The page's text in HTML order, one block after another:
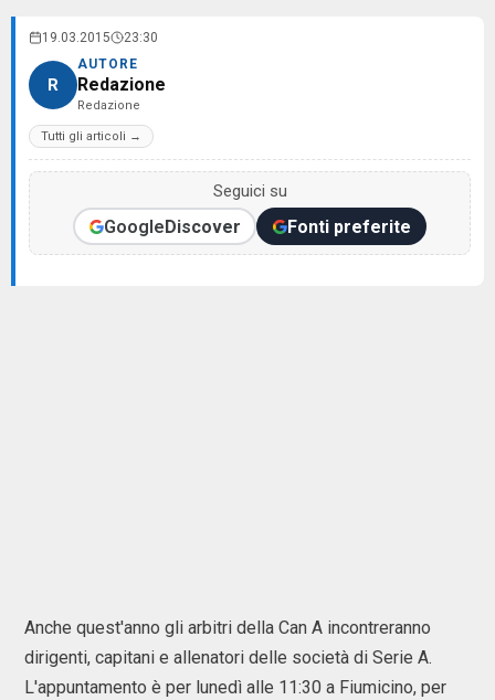
19.03.2015 23:30
R
AUTORE
Redazione
Redazione
Tutti gli articoli →
Seguici su
GoogleDiscover Fonti preferite
Anche quest'anno gli arbitri della Can A incontreranno
dirigenti, capitani e allenatori delle società di Serie A.
L'appuntamento è per lunedì alle 11:30 a Fiumicino, per